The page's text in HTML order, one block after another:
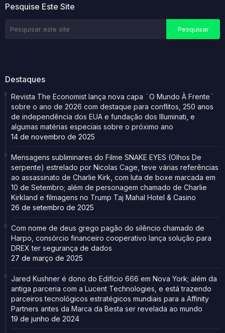
Pesquise Este Site
Destaques
Revista The Economist lança nova capa ¨O Mundo À Frente¨
sobre o ano de 2026 com destaque para conflitos, 250 anos
de independência dos EUA e fundação dos Illuminati, e
algumas matérias especiais sobre o próximo ano
14 de novembro de 2025
Mensagens subliminares do Filme SNAKE EYES (Olhos De
serpente) estrelado por Nicolas Cage, teve várias referências
ao assassinato de Charlie Kirk, com luta de boxe marcada em
10 de Setembro; além de personagem chamado de Charlie
Kirkland e filmagens no Trump Taj Mahal Hotel & Casino
26 de setembro de 2025
Com nome de deus grego pagão do silêncio chamado de
Harpo, consórcio financeiro cooperativo lança solução para
DREX ter segurança de dados
27 de março de 2025
Jared Kushner é dono do Edifício 666 em Nova York; além da
antiga parceria com a Lucent Technologies, e está trazendo
parceiros tecnológicos estratégicos mundiais para a Affinity
Partners antes da Marca da Besta ser revelada ao mundo
19 de junho de 2024